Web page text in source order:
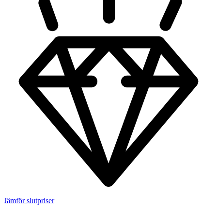
Jämför slutpriser